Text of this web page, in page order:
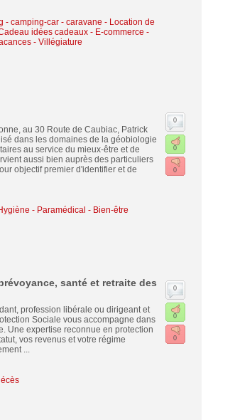
- camping-car - caravane - Location de
idées cadeaux- E-commerce -
- Villégiature
au 30 Route de Caubiac, Patrick
dans les domaines de la géobiologie
au service du mieux-être et de
aussi bien auprès des particuliers
objectif premier d'identifier et de
- Paramédical - Bien-être
0
0
0
santé et retraite des
profession libérale ou dirigeant et
Sociale vous accompagne dans
Une expertise reconnue en protection
vos revenus et votre régime
...
0
0
0